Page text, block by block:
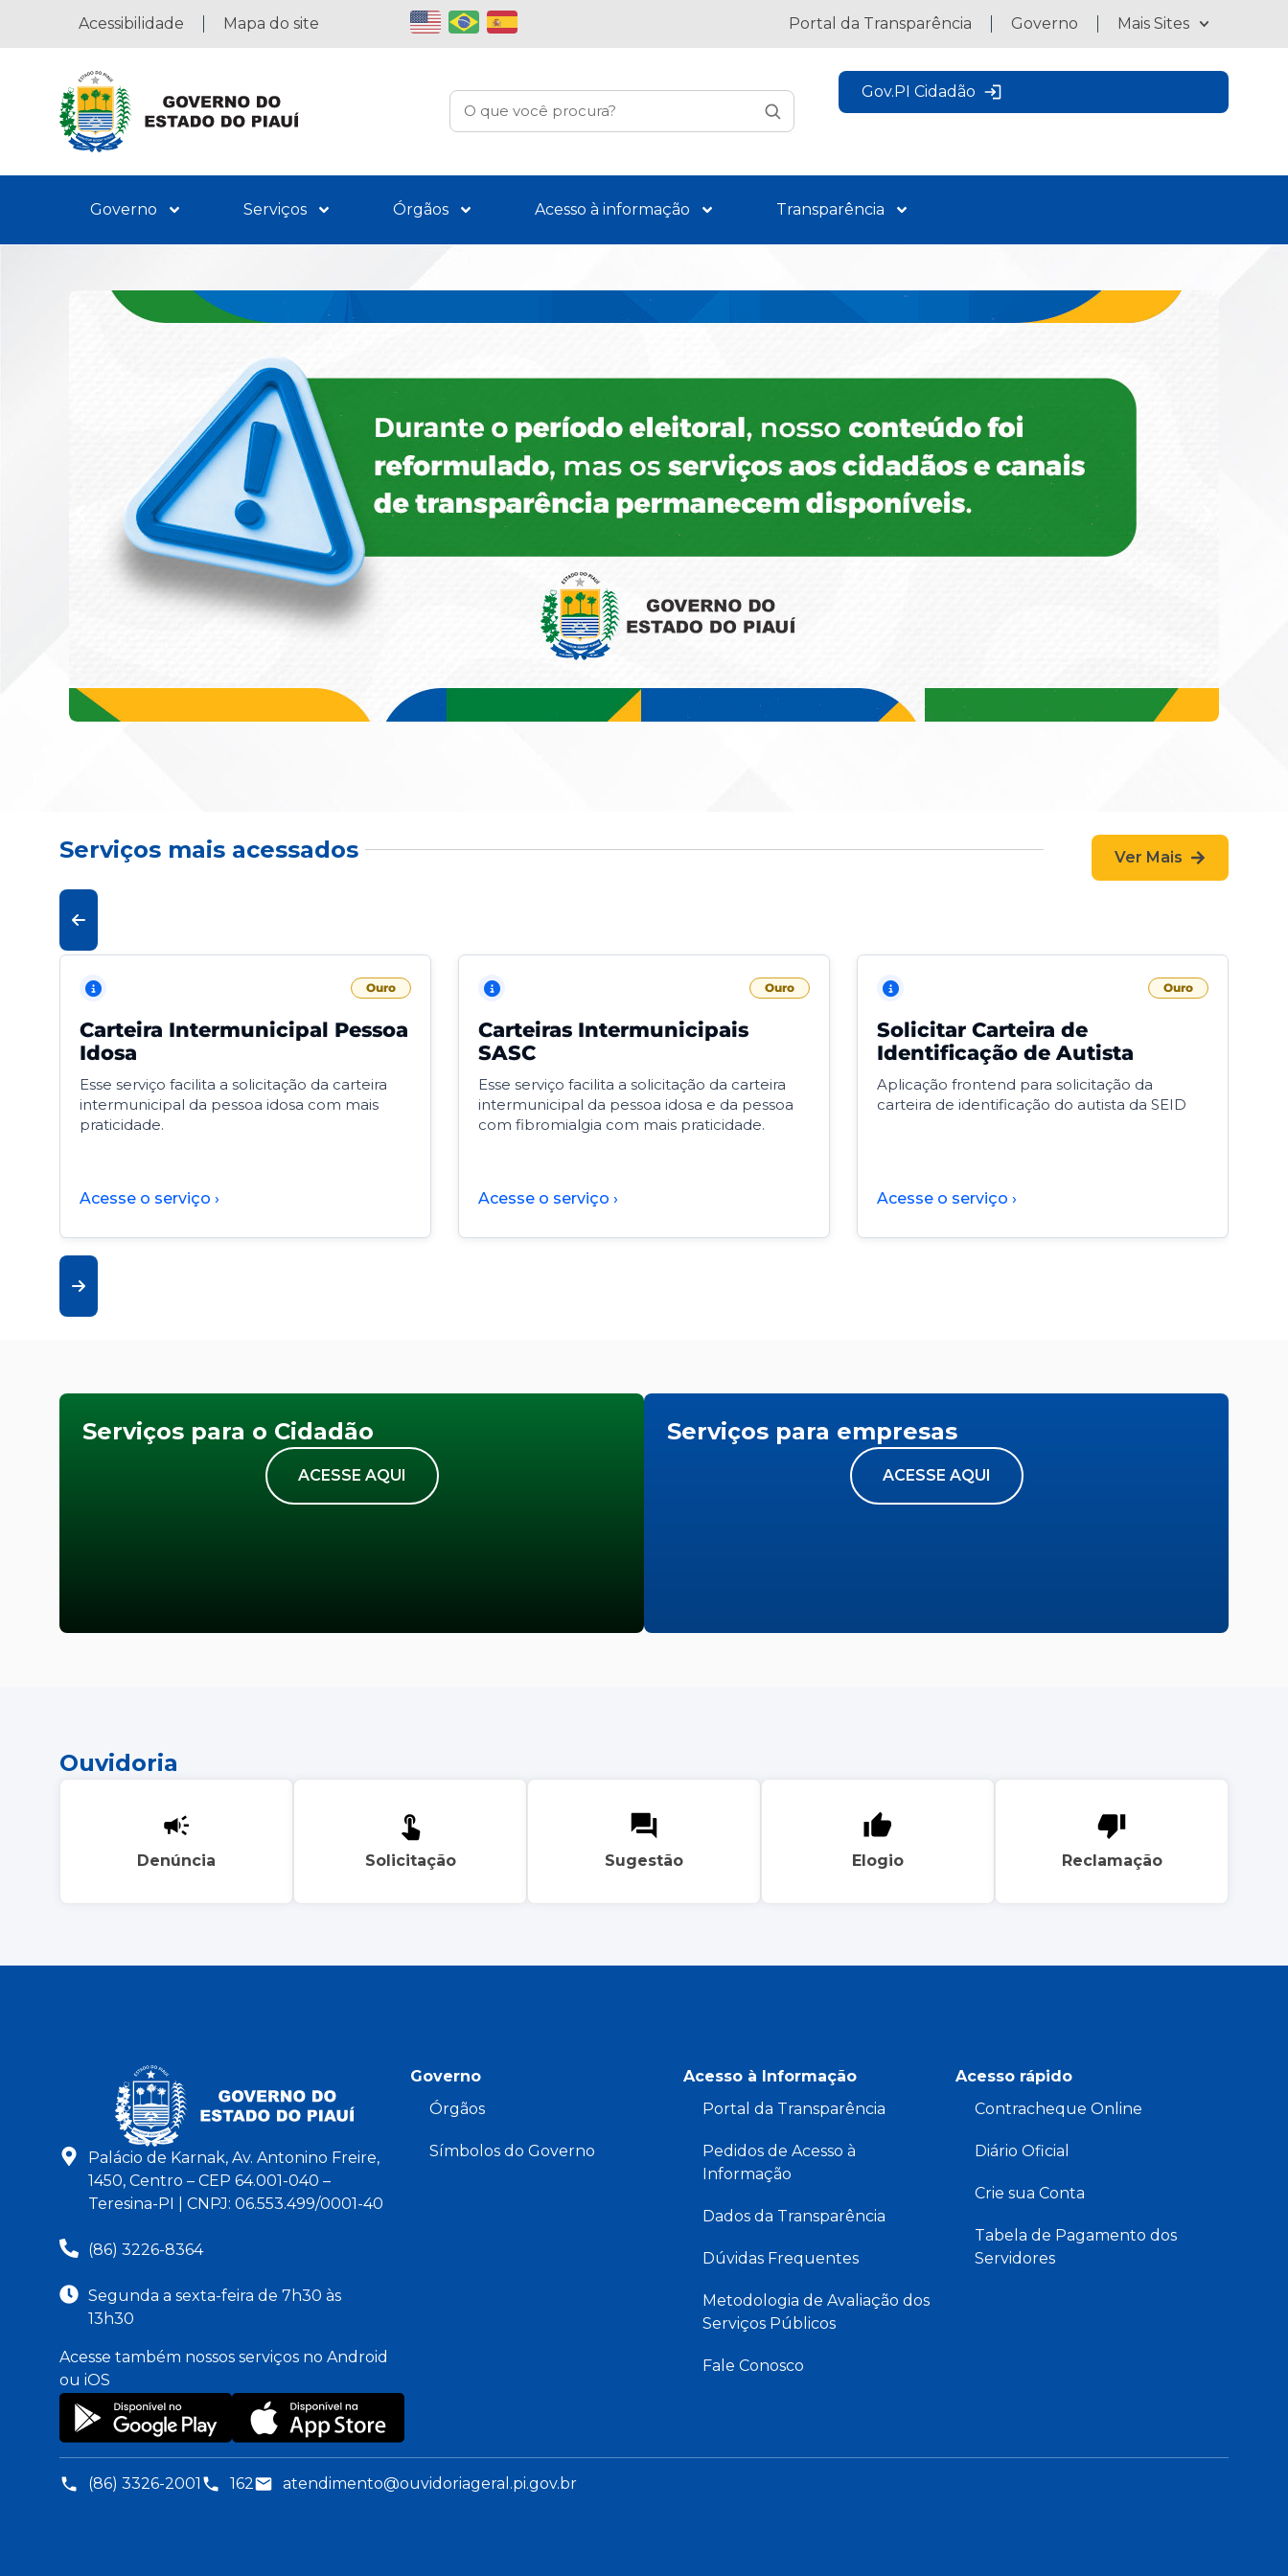
Acessibilidade Mapa do site Portal da Transparência Governo Mais Sites
Gov.PI Cidadão
Governo Serviços Órgãos Acesso à informação Transparência
Serviços mais acessados Ver Mais
Ouro
Carteira Intermunicipal Pessoa
Idosa
Esse serviço facilita a solicitação da carteira
intermunicipal da pessoa idosa com mais
praticidade.
Acesse o serviço ›
Ouro
Carteiras Intermunicipais
SASC
Esse serviço facilita a solicitação da carteira
intermunicipal da pessoa idosa e da pessoa
com fibromialgia com mais praticidade.
Acesse o serviço ›
Ouro
Solicitar Carteira de
Identificação de Autista
Aplicação frontend para solicitação da
carteira de identificação do autista da SEID
Acesse o serviço ›
Serviços para o Cidadão
ACESSE AQUI
Serviços para empresas
ACESSE AQUI
Ouvidoria
Denúncia Solicitação Sugestão Elogio Reclamação
Palácio de Karnak, Av. Antonino Freire,
1450, Centro – CEP 64.001-040 –
Teresina-PI | CNPJ: 06.553.499/0001-40
(86) 3226-8364
Segunda a sexta-feira de 7h30 às
13h30
Acesse também nossos serviços no Android
ou iOS
Governo
Órgãos
Símbolos do Governo
Acesso à Informação
Portal da Transparência
Pedidos de Acesso à
Informação
Dados da Transparência
Dúvidas Frequentes
Metodologia de Avaliação dos
Serviços Públicos
Fale Conosco
Acesso rápido
Contracheque Online
Diário Oficial
Crie sua Conta
Tabela de Pagamento dos
Servidores
(86) 3326-2001 162 atendimento@ouvidoriageral.pi.gov.br